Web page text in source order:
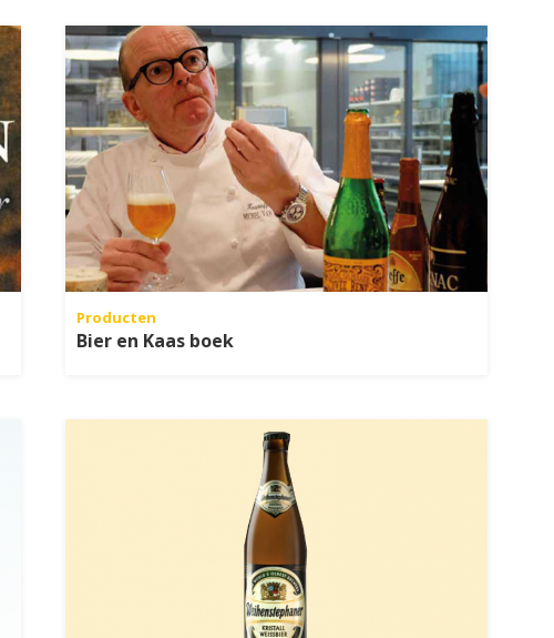
Producten
Bier en Kaas boek